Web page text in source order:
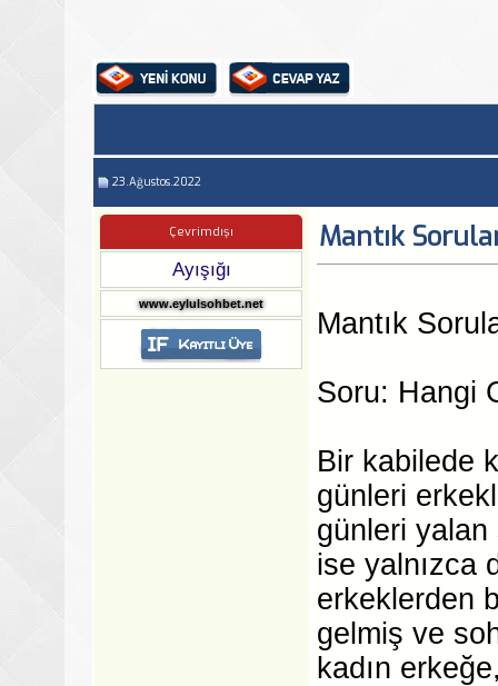
23.Ağustos.2022
Çevrimdışı
Ayışığı
www.eylulsohbet.net
Mantık
Mantık
Soru: Hangi
Bir kabilede
günleri
günleri
ise yalnızca
erkeklerden
gelmiş ve
kadın